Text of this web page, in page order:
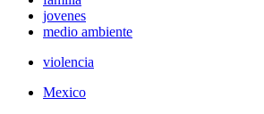
jovenes
medio ambiente
violencia
Mexico